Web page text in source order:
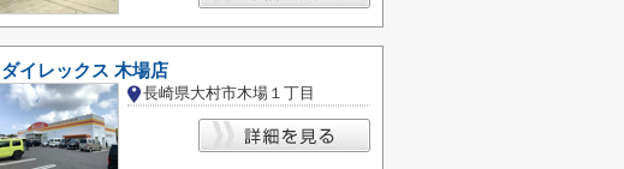
ダイレックス 木場店
長崎県大村市木場１丁目